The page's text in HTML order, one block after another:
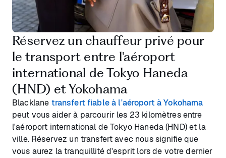
Réservez un chauffeur privé pour
le transport entre l'aéroport
international de Tokyo Haneda
(HND) et Yokohama
Blacklane transfert fiable à l'aéroport à Yokohama
peut vous aider à parcourir les 23 kilomètres entre
l'aéroport international de Tokyo Haneda (HND) et la
ville. Réservez un transfert avec nous signifie que
vous aurez la tranquillité d'esprit lors de votre dernier